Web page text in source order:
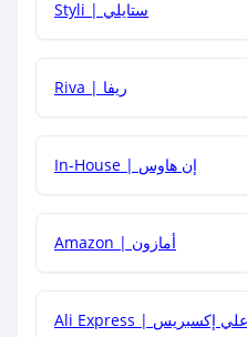
خصم مع العروض الأخرى؟
Styli | ستايلي
Riva | ريفا
In-House | إن هاوس
Amazon | أمازون
Ali Express | علي إكسبريس